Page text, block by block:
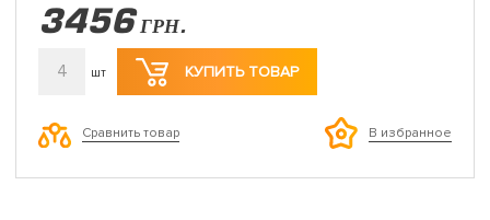
3456 ГРН.
4 шт КУПИТЬ ТОВАР
Сравнить товар В избранное